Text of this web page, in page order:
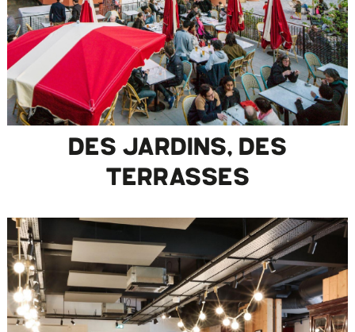
DES JARDINS, DES
TERRASSES